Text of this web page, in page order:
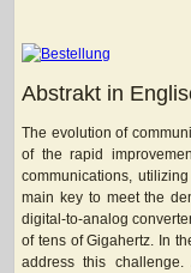
Abstrakt in
The evolution of
of the rapid
communications,
main key to meet the
digital-to-analog
of tens of Gigahertz. In
address this